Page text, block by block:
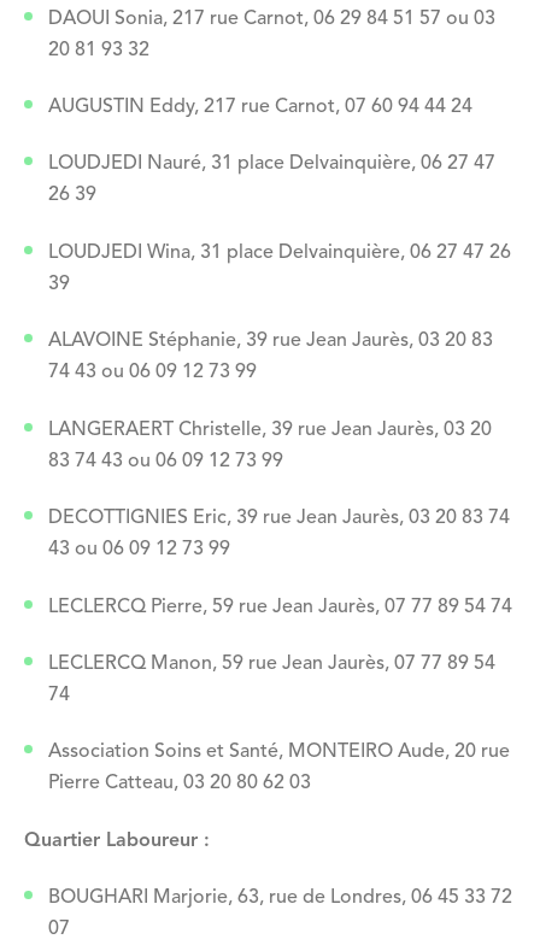
DAOUI Sonia, 217 rue Carnot, 06 29 84 51 57 ou 03
20 81 93 32
AUGUSTIN Eddy, 217 rue Carnot, 07 60 94 44 24
LOUDJEDI Nauré, 31 place Delvainquière, 06 27 47
26 39
LOUDJEDI Wina, 31 place Delvainquière, 06 27 47 26
39
ALAVOINE Stéphanie, 39 rue Jean Jaurès, 03 20 83
74 43 ou 06 09 12 73 99
LANGERAERT Christelle, 39 rue Jean Jaurès, 03 20
83 74 43 ou 06 09 12 73 99
DECOTTIGNIES Eric, 39 rue Jean Jaurès, 03 20 83 74
43 ou 06 09 12 73 99
LECLERCQ Pierre, 59 rue Jean Jaurès, 07 77 89 54 74
LECLERCQ Manon, 59 rue Jean Jaurès, 07 77 89 54
74
Association Soins et Santé, MONTEIRO Aude, 20 rue
Pierre Catteau, 03 20 80 62 03
Quartier Laboureur :
BOUGHARI Marjorie, 63, rue de Londres, 06 45 33 72
07